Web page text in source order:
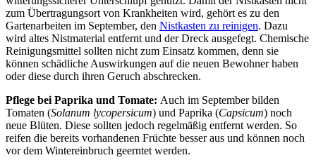
zum Übertragungsort von Krankheiten wird, gehört es zu den
Gartenarbeiten im September, den Nistkasten zu reinigen. Dazu
wird altes Nistmaterial entfernt und der Dreck ausgefegt. Chemische
Reinigungsmittel sollten nicht zum Einsatz kommen, denn sie
können schädliche Auswirkungen auf die neuen Bewohner haben
oder diese durch ihren Geruch abschrecken.
Pflege bei Paprika und Tomate: Auch im September bilden
Tomaten (Solanum lycopersicum) und Paprika (Capsicum) noch
neue Blüten. Diese sollten jedoch regelmäßig entfernt werden. So
reifen die bereits vorhandenen Früchte besser aus und können noch
vor dem Wintereinbruch geerntet werden.